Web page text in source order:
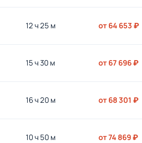
12 ч 25 м от 64 653 ₽
15 ч 30 м от 67 696 ₽
16 ч 20 м от 68 301 ₽
10 ч 50 м от 74 869 ₽